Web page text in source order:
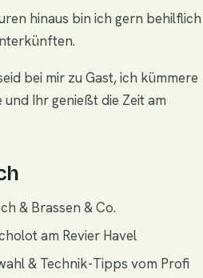
hinaus bin ich gern behilflich
bei mir zu Gast, ich kümmere
und Ihr genießt die Zeit am
& Brassen & Co.
am Revier Havel
& Technik-Tipps vom Profi